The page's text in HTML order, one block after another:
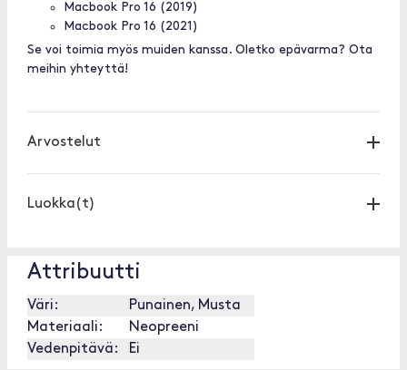
Macbook Pro 16 (2019)
Macbook Pro 16 (2021)
Se voi toimia myös muiden kanssa. Oletko epävarma? Ota
meihin yhteyttä!
Arvostelut
Luokka(t)
Attribuutti
Väri:
Punainen, Musta
Materiaali:
Neopreeni
Vedenpitävä:
Ei